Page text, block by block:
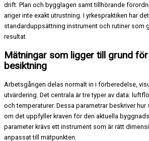
drift. Plan och bygglagen samt tillhörande
anger inte exakt utrustning. I yrkespraktiken har
standarduppsättning instrument och rutiner som
resultat.
Mätningar som ligger till grund för
besiktning
Arbetsgången delas normalt in i förberedelse,
utvärdering. Det centrala är tre typer av data:
och temperaturer. Dessa parametrar beskriver
om det uppfyller kraven för den aktuella
parameter krävs ett instrument som är rätt
anpassat till mätpunkten.